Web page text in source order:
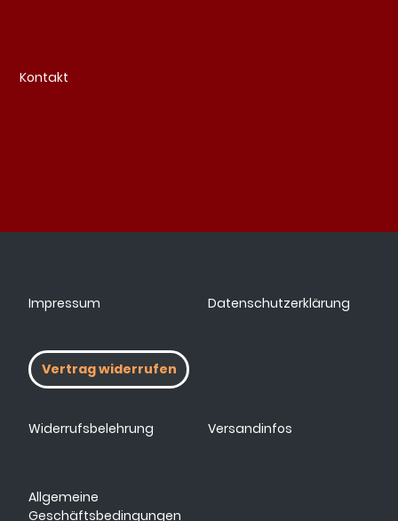
Kontakt
Impressum Datenschutzerklärung
Vertrag widerrufen
Widerrufsbelehrung Versandinfos
Allgemeine
Geschäftsbedingungen